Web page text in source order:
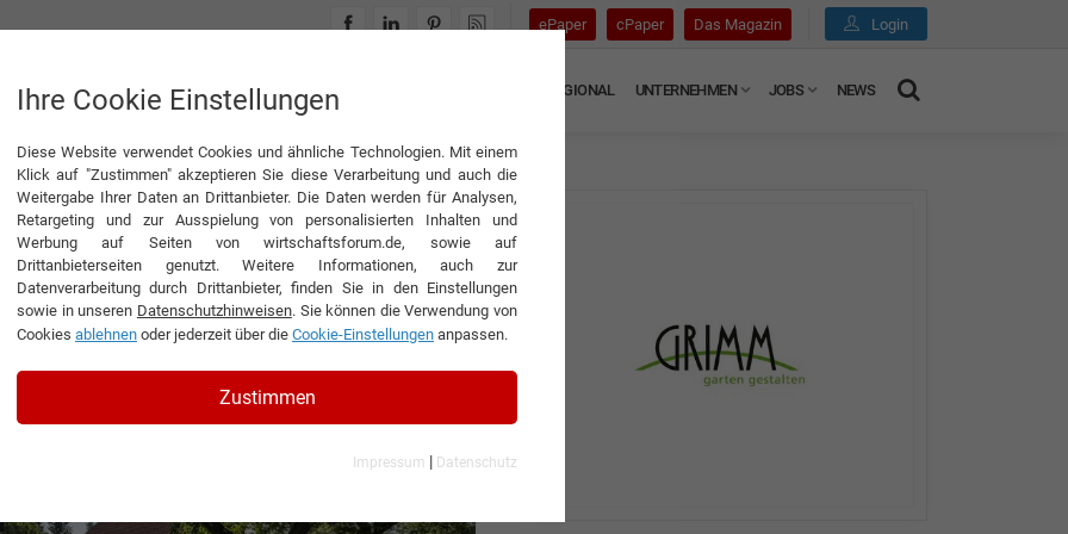
ePaper cPaper Das Magazin Login
INTERVIEWS REGIONAL UNTERNEHMEN JOBS NEWS
mit Charakter“
mit Charakter“
der GRIMM garten gestalten GmbH
Ihre Cookie Einstellungen
Diese Website verwendet Cookies und ähnliche Technologien. Mit einem
Klick auf "Zustimmen" akzeptieren Sie diese Verarbeitung und auch die
Weitergabe Ihrer Daten an Drittanbieter. Die Daten werden für Analysen,
Retargeting und zur Ausspielung von personalisierten Inhalten und
Werbung auf Seiten von wirtschaftsforum.de, sowie auf
Drittanbieterseiten genutzt. Weitere Informationen, auch zur
Datenverarbeitung durch Drittanbieter, finden Sie in den Einstellungen
sowie in unseren Datenschutzhinweisen. Sie können die Verwendung von
Cookies ablehnen oder jederzeit über die Cookie-Einstellungen anpassen.
Zustimmen
Impressum | Datenschutz